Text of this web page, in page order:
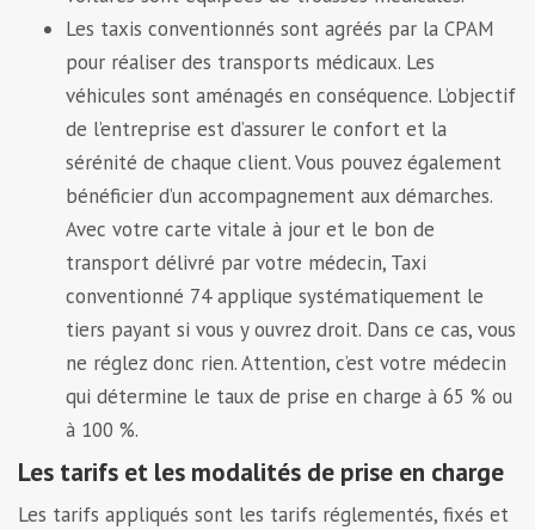
Les taxis conventionnés sont agréés par la CPAM
pour réaliser des transports médicaux. Les
véhicules sont aménagés en conséquence. L’objectif
de l’entreprise est d’assurer le confort et la
sérénité de chaque client. Vous pouvez également
bénéficier d’un accompagnement aux démarches.
Avec votre carte vitale à jour et le bon de
transport délivré par votre médecin, Taxi
conventionné 74 applique systématiquement le
tiers payant si vous y ouvrez droit. Dans ce cas, vous
ne réglez donc rien. Attention, c’est votre médecin
qui détermine le taux de prise en charge à 65 % ou
à 100 %.
Les tarifs et les modalités de prise en charge
Les tarifs appliqués sont les tarifs réglementés, fixés et